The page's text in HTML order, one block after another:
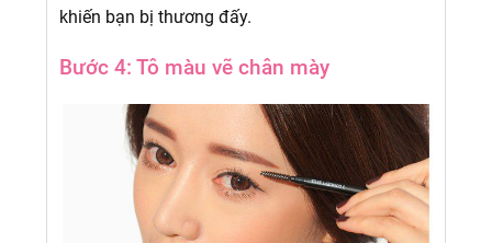
khiến bạn bị thương đấy.
Bước 4: Tô màu vẽ chân mày